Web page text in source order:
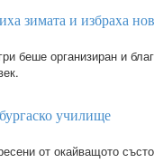
зимата и избраxа
беше организиран и
училище
от окайващото